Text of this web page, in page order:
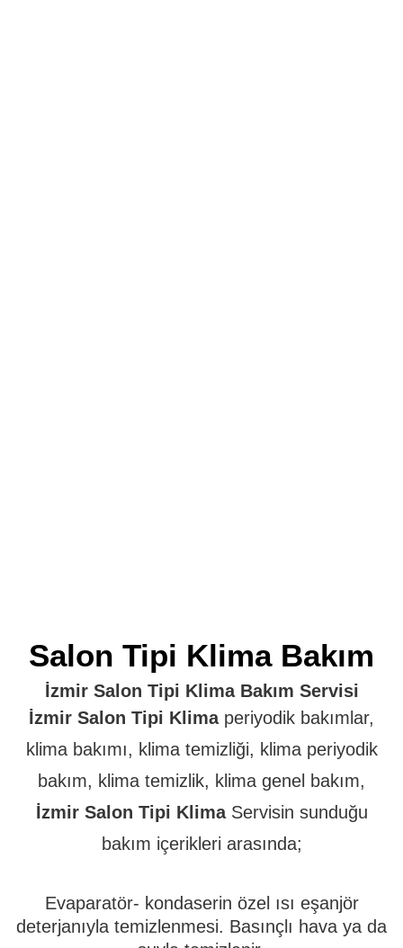
Salon Tipi Klima Bakım
İzmir Salon Tipi Klima Bakım Servisi
İzmir Salon Tipi Klimaperiyodik bakımlar,
klima bakımı, klima temizliği, klima periyodik
bakım, klima temizlik, klima genel bakım,
İzmir Salon Tipi Klima Servisin sunduğu
bakım içerikleri arasında;
Evaparatör- kondaserin özel ısı eşanjör
deterjanıyla temizlenmesi. Basınçlı hava ya da